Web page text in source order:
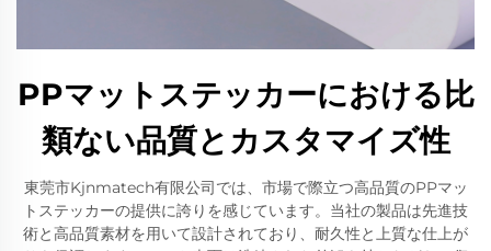
PPマットステッカーにおける比
類ない品質とカスタマイズ性
東莞市Kjnmatech有限公司では、市場で際立つ高品質のPPマッ
トステッカーの提供に誇りを感じています。当社の製品は先進技
術と高品質素材を用いて設計されており、耐久性と上質な仕上が